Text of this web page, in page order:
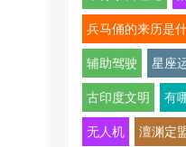
兵马俑的来历是
辅助驾驶 星座
古印度文明 有
无人机 澶渊定